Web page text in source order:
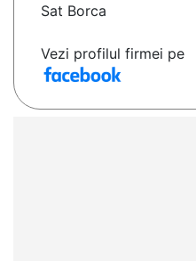
Sat Borca
Vezi profilul firmei pe